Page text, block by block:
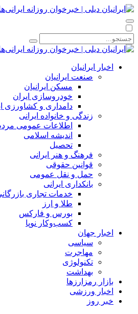
اخبار ایرانیان
صنعت ایرانیان
مسکن ایرانیان
خودروسازی ایران
دامداری و کشاورزی
زندگی و خانواده ایرانی
اطلاعات عمومی
اندیشه اسلامی
تحصیل
فرهنگ و هنر ایرانی
قوانین حقوقی
حمل و نقل عمومی
بانکداری ایرانی
خدمات تجاری
طلا و ارز
بورس و فارکس
کسب‌وکار نوپا
اخبار جهان
سیاسی
مهاجرت
تکنولوژی
بهداشت
بازار رمزارزها
اخبار ورزشی
خبر روز